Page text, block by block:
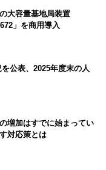
大容量基地局装置
」を商用導入
公表、2025年度末の人
増加はすでに始まってい
対応策とは